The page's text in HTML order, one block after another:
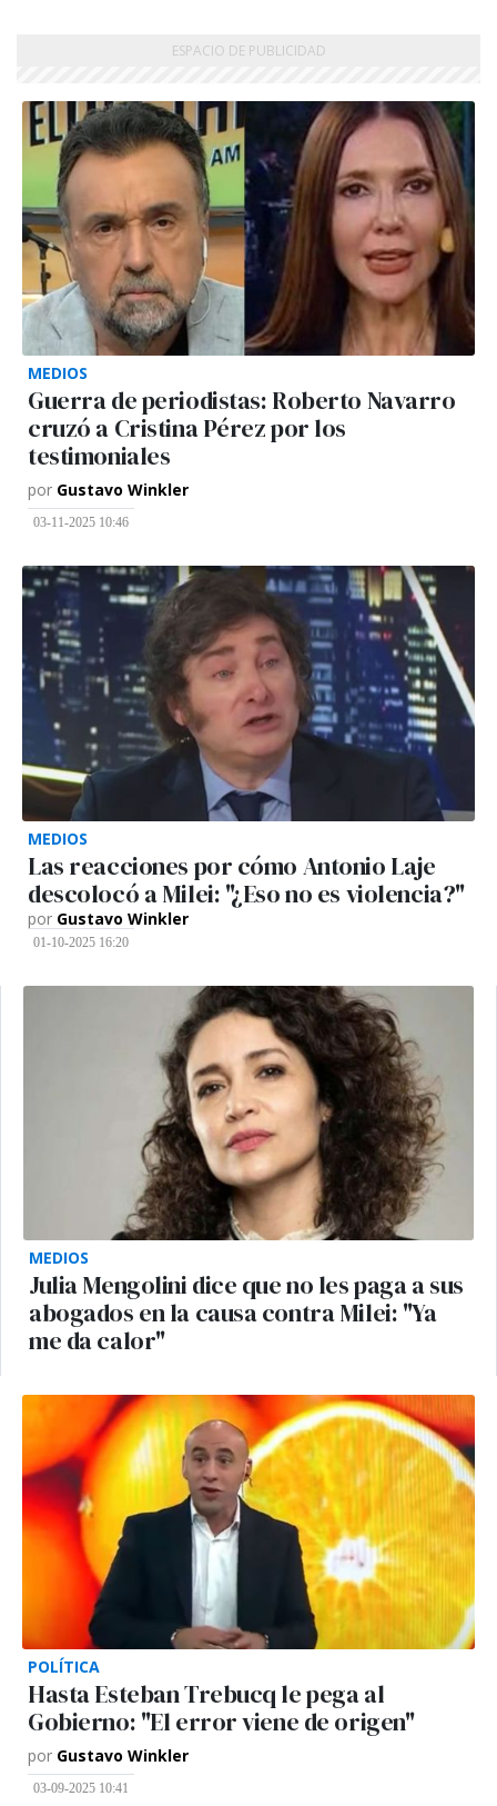
MEDIOS
Guerra de periodistas: Roberto Navarro
cruzó a Cristina Pérez por los
testimoniales
por Gustavo Winkler
03-11-2025 10:46
MEDIOS
Las reacciones por cómo Antonio Laje
descolocó a Milei: "¿Eso no es violencia?"
por Gustavo Winkler
01-10-2025 16:20
MEDIOS
Julia Mengolini dice que no les paga a sus
abogados en la causa contra Milei: "Ya
me da calor"
POLÍTICA
Hasta Esteban Trebucq le pega al
Gobierno: "El error viene de origen"
por Gustavo Winkler
03-09-2025 10:41